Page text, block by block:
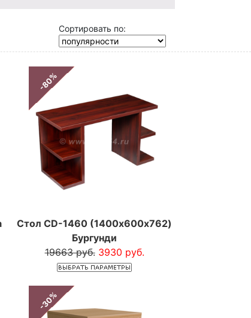
Сортировать по:
-80%
Стол CD-1460 (1400х600х762)
Бургунди
19663 руб. 3930 руб.
-30%